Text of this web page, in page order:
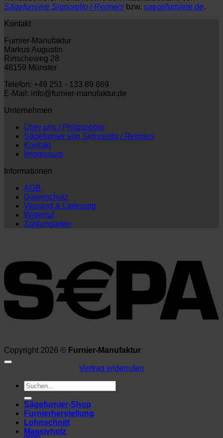
Sägefurniere Signorello / Reimers bzw. saegefurniere.de.
Kontakt
Furnier-Manufaktur
Markus Augustin
Rinscheweg 28
48159 Münster
Telefon: +49 251 - 133 89 869
E-Mail: info@furnier-manufaktur.de
Unternehmen
Über uns / Philosophie
Sägefurnier von Signorello / Reimers
Kontakt
Impressum
Informationen
AGB
Datenschutz
Versand & Lieferung
Widerruf
Zahlungarten
Copyright 2026 © Furnier-Manufaktur
Vertrag widerrufen
Suchen
nach:
Sägefurnier-Shop
Furnierherstellung
Lohnschnitt
Massivholz